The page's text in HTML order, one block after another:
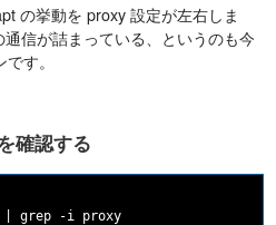
の挙動を proxy 設定が左右しま
信が詰まっている、というのも今
す。
確認する
grep -i proxy